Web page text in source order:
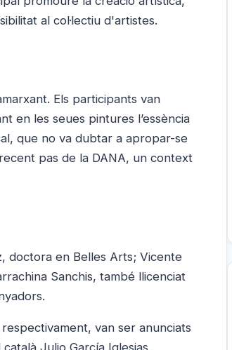
al col·lectiu d'artistes.
Els participants van
en les seues pintures l’essència
que no va dubtar a apropar-se
pas de la DANA, un context
doctora en Belles Arts; Vicente
Sanchis, també llicenciat
van ser anunciats